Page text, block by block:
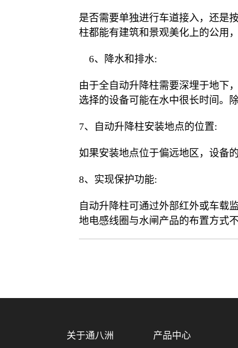
是否需要单独进行车道接入，还是
柱都能有建筑和景观美化上的公用
6、降水和排水:
由于全自动升降柱需要深埋于地下
选择的设备可能在水中很长时间。
7、自动升降柱安装地点的位置:
如果安装地点位于偏远地区，设备
8、实现保护功能:
自动升降柱可通过外部红外或车载
地电感线圈与水闸产品的布置方式
关于通八洲 产品中心